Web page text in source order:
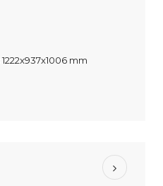
1222x937x1006 mm